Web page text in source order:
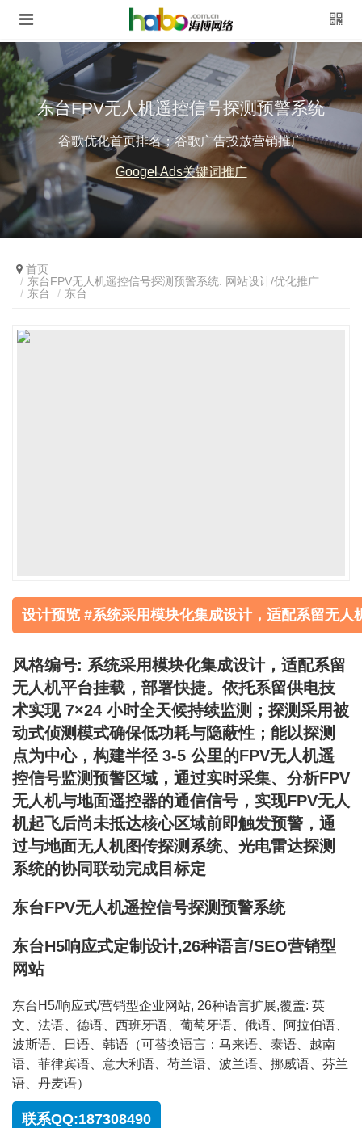
东台FPV无人机遥控信号探测预警系统
谷歌优化首页排名；谷歌广告投放营销推广
Googel Ads关键词推广
首页
东台FPV无人机遥控信号探测预警系统: 网站设计/优化推广
东台
东台
设计预览 #系统采用模块化集成设计，适配系留无
风格编号: 系统采用模块化集成设计，适配系留
无人机平台挂载，部署快捷。依托系留供电技
术实现 7×24 小时全天候持续监测；探测采用被
动式侦测模式确保低功耗与隐蔽性；能以探测
点为中心，构建半径 3-5 公里的FPV无人机遥
控信号监测预警区域，通过实时采集、分析FPV
无人机与地面遥控器的通信信号，实现FPV无人
机起飞后尚未抵达核心区域前即触发预警，通
过与地面无人机图传探测系统、光电雷达探测
系统的协同联动完成目标定
东台FPV无人机遥控信号探测预警系统
东台H5响应式定制设计,26种语言/SEO营销型
网站
东台H5/响应式/营销型企业网站, 26种语言扩展,覆盖: 英
文、法语、德语、西班牙语、葡萄牙语、俄语、阿拉伯语、
波斯语、日语、韩语（可替换语言：马来语、泰语、越南
语、菲律宾语、意大利语、荷兰语、波兰语、挪威语、芬兰
语、丹麦语）
联系QQ:187308490